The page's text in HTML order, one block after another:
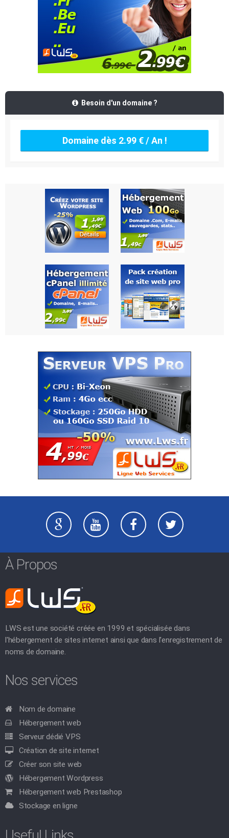
Besoin d'un domaine ?
Domaine dès 2.99 € / An !
À Propos
LWS est une société créée en 1999 et spécialisée dans
l'hébergement de sites internet ainsi que dans l'enregistrement de
noms de domaine.
Nos services
Nom de domaine
Hébergement web
Serveur dédié VPS
Création de site internet
Créer son site web
Hébergement Wordpress
Hébergement web Prestashop
Stockage en ligne